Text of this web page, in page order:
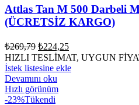
Attlas Tan M 500 Darbeli
(ÜCRETSİZ KARGO)
₺269,79 Orijinal
fiyat:
₺269,79.
₺224,25
andaki
fiyat:
HIZLI TESLİMAT, UYGUN
İstek listesine ekle
Devamını oku
Hızlı görünüm
-23%Tükendi